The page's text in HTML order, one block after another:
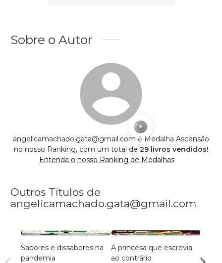
Sobre o Autor
angelicamachado.gata@gmail.com é Medalha Ascensão
no nosso Ranking, com um total de 29 livros vendidos!
Entenda o nosso Ranking de Medalhas
Outros Títulos de
angelicamachado.gata@gmail.com
Sabores e dissabores na
pandemia
A princesa que escrevia
ao contrário